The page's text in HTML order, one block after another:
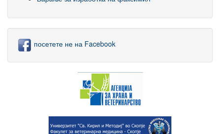
посетете не на Facebook